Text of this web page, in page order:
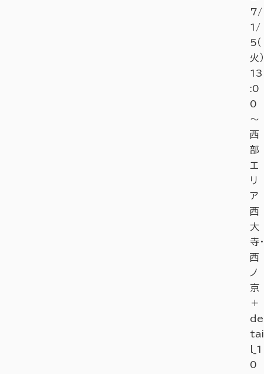
7/
1/
5（
火）
13
:0
0
～
西
部
エ
リ
ア
西
大
寺・
西
ノ
京
＋
de
tai
l_1
0